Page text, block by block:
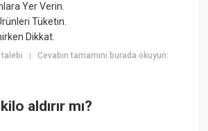
Yer Verin.
Tüketin.
Dikkat.
talebi |Cevabın tamamını burada okuyun:
aldırır mı?